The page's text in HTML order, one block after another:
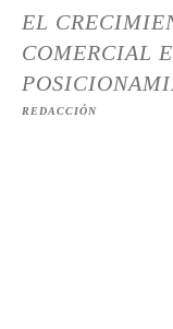
EL
COMERCIAL
REDACCIÓN